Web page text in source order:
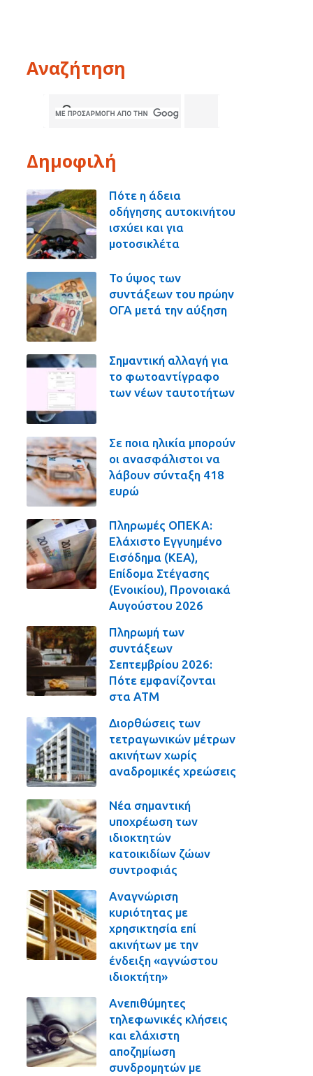
Αναζήτηση
Δημοφιλή
Πότε η άδεια
οδήγησης αυτοκινήτου
ισχύει και για
μοτοσικλέτα
Το ύψος των
συντάξεων του πρώην
ΟΓΑ μετά την αύξηση
Σημαντική αλλαγή για
το φωτοαντίγραφο
των νέων ταυτοτήτων
Σε ποια ηλικία μπορούν
οι ανασφάλιστοι να
λάβουν σύνταξη 418
ευρώ
Πληρωμές ΟΠΕΚΑ:
Ελάχιστο Εγγυημένο
Εισόδημα (ΚΕΑ),
Επίδομα Στέγασης
(Ενοικίου), Προνοιακά
Αυγούστου 2026
Πληρωμή των
συντάξεων
Σεπτεμβρίου 2026:
Πότε εμφανίζονται
στα ΑΤΜ
Διορθώσεις των
τετραγωνικών μέτρων
ακινήτων χωρίς
αναδρομικές χρεώσεις
Νέα σημαντική
υποχρέωση των
ιδιοκτητών
κατοικιδίων ζώων
συντροφιάς
Αναγνώριση
κυριότητας με
χρησικτησία επί
ακινήτων με την
ένδειξη «αγνώστου
ιδιοκτήτη»
Ανεπιθύμητες
τηλεφωνικές κλήσεις
και ελάχιστη
αποζημίωση
συνδρομητών με